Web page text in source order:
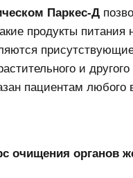
Паркес-Д
продукты питания
и
пациентам любого
очищения органов